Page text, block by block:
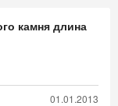
камня длина
01.01.2013